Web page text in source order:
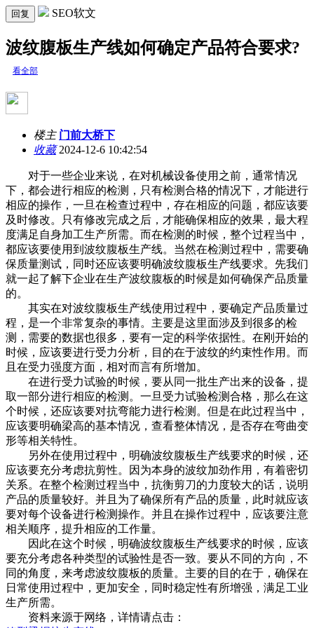
回复 SEO软文
波纹腹板生产线如何确定产品符合要求?
看全部
楼主 门前大桥下
收藏2024-12-6 10:42:54
对于一些企业来说，在对机械设备使用之前，通常情况
下，都会进行相应的检测，只有检测合格的情况下，才能进行
相应的操作，一旦在检查过程中，存在相应的问题，都应该要
及时修改。只有修改完成之后，才能确保相应的效果，最大程
度满足自身加工生产所需。而在检测的时候，整个过程当中，
都应该要使用到波纹腹板生产线。当然在检测过程中，需要确
保质量测试，同时还应该要明确波纹腹板生产线要求。先我们
就一起了解下企业在生产波纹腹板的时候是如何确保产品质量
的。
其实在对波纹腹板生产线使用过程中，要确定产品质量过
程，是一个非常复杂的事情。主要是这里面涉及到很多的检
测，需要的数据也很多，要有一定的科学依据性。在刚开始的
时候，应该要进行受力分析，目的在于波纹的约束性作用。而
且在受力强度方面，相对而言有所增加。
在进行受力试验的时候，要从同一批生产出来的设备，提
取一部分进行相应的检测。一旦受力试验检测合格，那么在这
个时候，还应该要对抗弯能力进行检测。但是在此过程当中，
应该要明确梁高的基本情况，查看整体情况，是否存在弯曲变
形等相关特性。
另外在使用过程中，明确波纹腹板生产线要求的时候，还
应该要充分考虑抗剪性。因为本身的波纹加劲作用，有着密切
关系。在整个检测过程当中，抗衡剪刀的力度较大的话，说明
产品的质量较好。并且为了确保所有产品的质量，此时就应该
要对每个设备进行检测操作。并且在操作过程中，应该要注意
相关顺序，提升相应的工作量。
因此在这个时候，明确波纹腹板生产线要求的时候，应该
要充分考虑各种类型的试验性是否一致。要从不同的方向，不
同的角度，来考虑波纹腹板的质量。主要的目的在于，确保在
日常使用过程中，更加安全，同时稳定性有所增强，满足工业
生产所需。
资料来源于网络，详情请点击：